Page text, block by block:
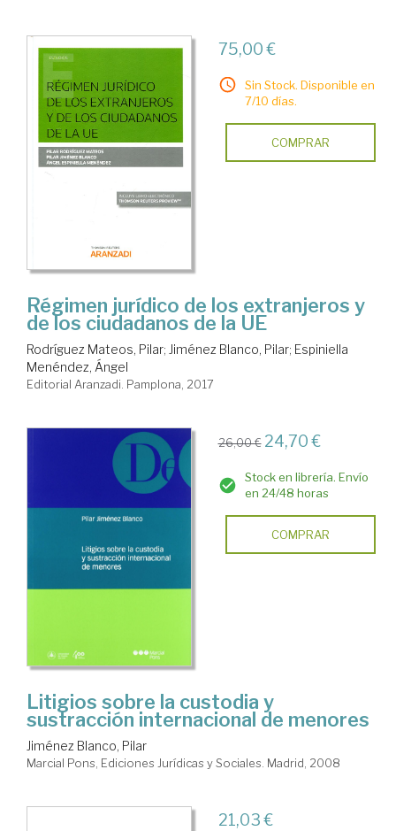
75,00 €
Sin Stock. Disponible en
7/10 días.
COMPRAR
Régimen jurídico de los extranjeros y
de los ciudadanos de la UE
Rodríguez Mateos, Pilar; Jiménez Blanco, Pilar; Espiniella
Menéndez, Ángel
Editorial Aranzadi. Pamplona, 2017
26,00 € 24,70 €
Stock en librería. Envío
en 24/48 horas
COMPRAR
Litigios sobre la custodia y
sustracción internacional de menores
Jiménez Blanco, Pilar
Marcial Pons, Ediciones Jurídicas y Sociales. Madrid, 2008
21,03 €